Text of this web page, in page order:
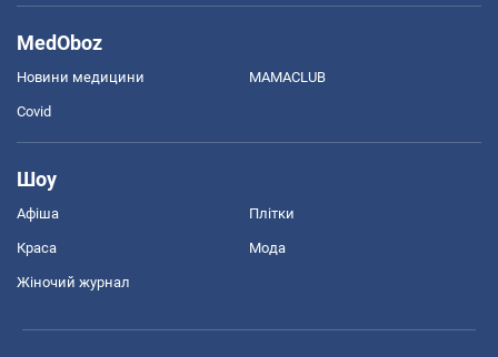
MedOboz
Новини медицини MAMACLUB
Covid
Шоу
Афіша Плітки
Краса Мода
Жіночий журнал